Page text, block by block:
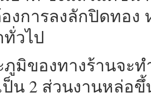
งการลงลักปิดทอง
วไป
ภูมิของทางร้านจะ
ป็น 2 ส่วนงานหล่อ